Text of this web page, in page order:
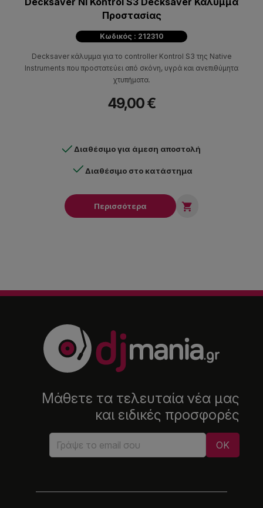
Προστασίας
Κωδικός : 212310
Decksaver κάλυμμα για το controller Kontrol S3 της Native
Instruments που προστατεύει από σκόνη, υγρά και ανεπιθύμητα
χτυπήματα.
49,00 €
Διαθέσιμο για άμεση αποστολή
Διαθέσιμο στο κατάστημα
Περισσότερα 
Μάθετε τα τελευταία νέα μας
και ειδικές προσφορές